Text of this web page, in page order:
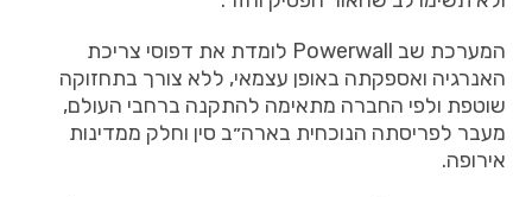
המערכת שב Powerwall לומדת את דפוסי צריכת
האנרגיה ואספקתה באופן עצמאי, ללא צורך בתחזוקה
שוטפת ולפי החברה מתאימה להתקנה ברחבי העולם,
מעבר לפריסתה הנוכחית בארה״ב סין וחלק ממדינות
אירופה.